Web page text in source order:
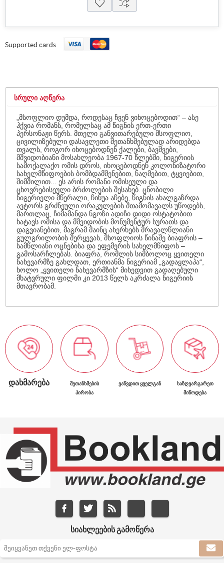
Supported cards
ᲡᲠᲣᲚᲘ ᲐᲦᲬᲔᲠᲐ
„მსოფლიო დუმდა, როდესაც ჩვენ ვიხოცებოდით“ – ასე
ჰქვია რომანს, რომელსაც ამ წიგნის ერთ-ერთი
პერსონაჟი წერს. მთელი განვითარებული მსოფლიო,
ცივილიზებული დასავლეთი შეთანხმებულად არიდებდა
თვალს, როგორ იხოცებოდნენ ქალები, ბავშვები,
მშვიდობიანი მოსახლეობა 1967-70 წლებში, ნიგერიის
სამოქალაქო ომის დროს, იხოცებოდნენ კოლონიზატორი
სახელმწიფოების ბომბდამშენებით, ნაღმებით, ტყვიებით,
შიმშილით... ეს არის რომანი ომისეული და
ცხოვრებისეული ბრძოლების შესახებ. ცნობილი
ნიგერიელი მწერალი, ჩინუა აჩებე, წიგნის ახალგაზრდა
ავტორს გრძნეული ორაკულების შთამომავალს უწოდებს,
მართლაც, ჩიმამანდა ნგოზი ადიჩი დიდი ოსტატობით
ხატავს ომისა და მშვიდობის მონუმენტურ სურათს და
დაგვიანებით, მაგრამ მაინც ახერხებს მრავალწლიანი
გულგრილობის შერყევას, მსოფლიოს წინაშე ბიაფრის –
სამწლიანი ოცნებისა და ეფემერის სახელმწიფოს –
გამოსარჩლებას. ბიაფრა, რომლის სიმბოლოც ყვითელი
ნახევარმზე გახლდათ, ერთიანმა ნიგერიამ „გადაყლაპა“,
ხოლო „ყვითელი ნახევარმზის“ მიხედვით გადაღებული
მხატვრული ფილმი კი 2013 წელს აკრძალა ნიგერიის
მთავრობამ.
ᲓᲐᲮᲛᲐᲠᲔᲑᲐ
ᲨᲔᲗᲐᲜᲮᲛᲔᲑᲘᲡ
ᲞᲘᲠᲝᲑᲐ
ᲕᲐᲬᲕᲓᲘᲗ ᲧᲕᲔᲚᲒᲐᲜ
ᲡᲐᲖᲦᲕᲐᲠᲒᲐᲠᲔᲗ
ᲛᲘᲬᲝᲓᲔᲑᲐ
ᲡᲘᲐᲮᲚᲔᲔᲑᲘᲡ ᲒᲐᲛᲝᲬᲔᲠᲐ